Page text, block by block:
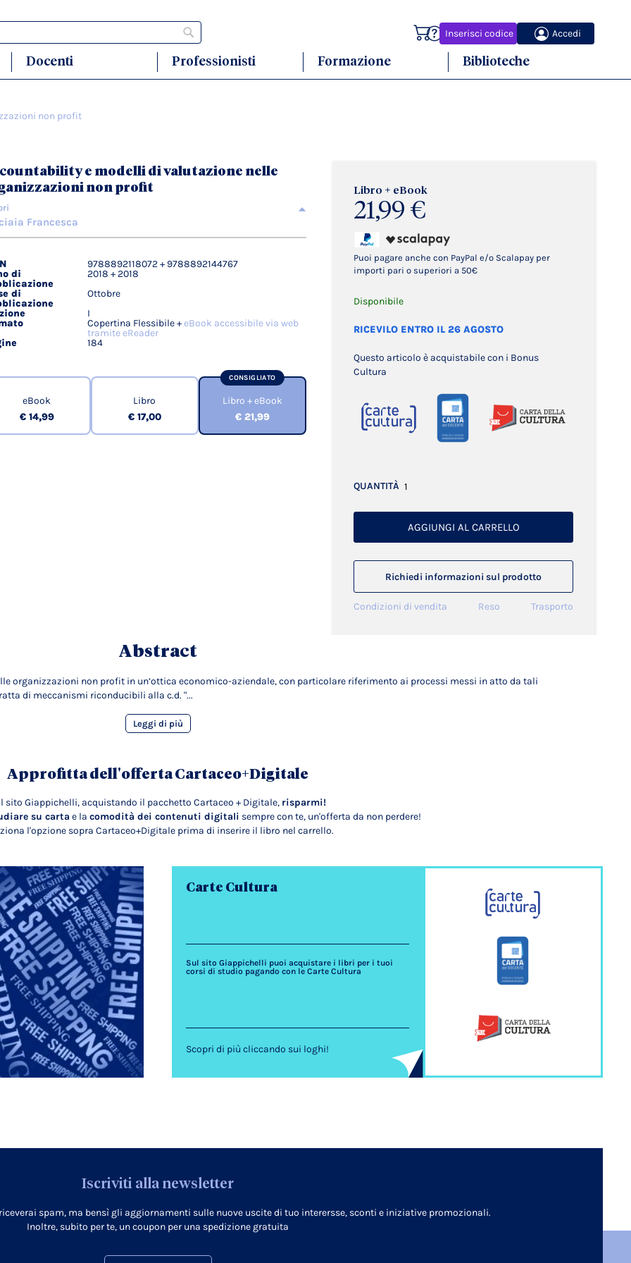
Inserisci codice Accedi
Carrello
Docenti Professionisti Formazione Biblioteche
non profit
Libro + eBook
21,99 €
Puoi pagare anche con PayPal e/o Scalapay per
importi pari o superiori a 50€
Disponibile
RICEVILO ENTRO IL 26 AGOSTO
Questo articolo è acquistabile con i Bonus
Cultura
QUANTITÀ
AGGIUNGI AL CARRELLO
Richiedi informazioni sul prodotto
Condizioni di vendita Reso Trasporto
e modelli di valutazione nelle
non profit
Francesca
9788892118072 + 9788892144767
di
2018 + 2018
di
Ottobre
I
Copertina Flessibile +eBook accessibile via web
tramite eReader
184
eBook
€ 14,99
Libro
€ 17,00
CONSIGLIATO
Libro + eBook
€ 21,99
Abstract
organizzazioni non profit in un’ottica economico-aziendale, con particolare riferimento ai processi messi in atto da tali
di meccanismi riconducibili alla c.d. "...
Leggi di più
Approfitta dell'offerta Cartaceo+Digitale
sito Giappichelli, acquistando il pacchetto Cartaceo + Digitale, risparmi!
su carta e la comodità dei contenuti digitali sempre con te, un'offerta da non perdere!
l'opzione sopra Cartaceo+Digitale prima di inserire il libro nel carrello.
Carte Cultura
Sul sito Giappichelli puoi acquistare i libri per i tuoi
corsi di studio pagando con le Carte Cultura
Scopri di più cliccando sui loghi!
Iscriviti alla newsletter
spam, ma bensì gli aggiornamenti sulle nuove uscite di tuo interersse, sconti e iniziative promozionali.
Inoltre, subito per te, un coupon per una spedizione gratuita